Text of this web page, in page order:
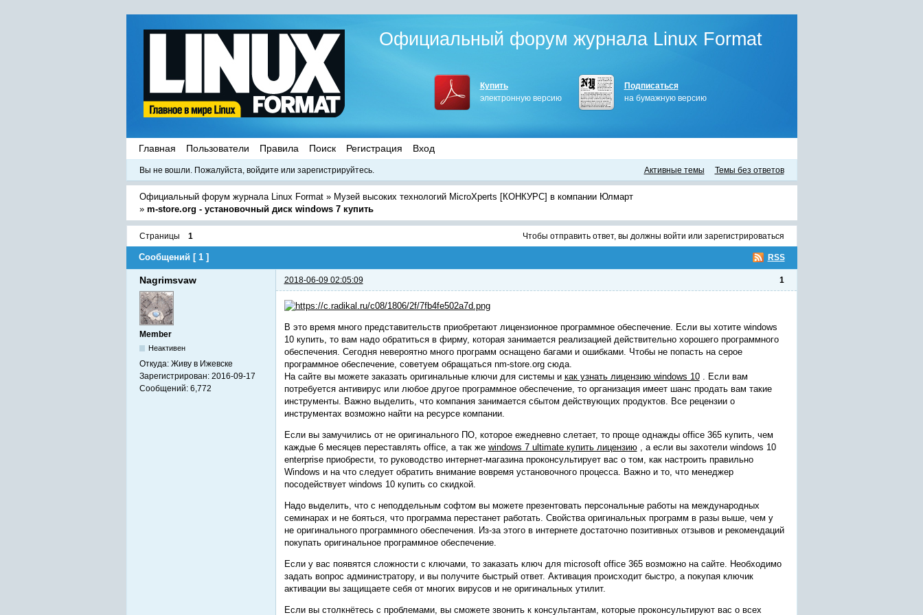
Официальный форум журнала Linux Format
Купить
электронную версию
Подписаться
на бумажную версию
Главная Пользователи Правила Поиск Регистрация Вход
Вы не вошли. Пожалуйста, войдите или зарегистрируйтесь. Активные темы Темы без ответов
Официальный форум журнала Linux Format » Музей высоких технологий MicroXperts [КОНКУРС] в компании Юлмарт
» m-store.org - установочный диск windows 7 купить
Страницы 1 Чтобы отправить ответ, вы должны войти или зарегистрироваться
RSS
Сообщений [ 1 ]
1
Nagrimsvaw 2018-06-09 02:05:09
Member
Неактивен
Откуда: Живу в Ижевске
Зарегистрирован: 2016-09-17
Сообщений: 6,772
В это время много представительств приобретают лицензионное программное обеспечение. Если вы хотите windows
10 купить, то вам надо обратиться в фирму, которая занимается реализацией действительно хорошего программного
обеспечения. Сегодня невероятно много программ оснащено багами и ошибками. Чтобы не попасть на серое
программное обеспечение, советуем обращаться nm-store.org сюда.
На сайте вы можете заказать оригинальные ключи для системы и как узнать лицензию windows 10. Если вам
потребуется антивирус или любое другое программное обеспечение, то организация имеет шанс продать вам такие
инструменты. Важно выделить, что компания занимается сбытом действующих продуктов. Все рецензии о
инструментах возможно найти на ресурсе компании.
Если вы замучились от не оригинального ПО, которое ежедневно слетает, то проще однажды office 365 купить, чем
каждые 6 месяцев переставлять office, а так же windows 7 ultimate купить лицензию, а если вы захотели windows 10
enterprise приобрести, то руководство интернет-магазина проконсультирует вас о том, как настроить правильно
Windows и на что следует обратить внимание вовремя установочного процесса. Важно и то, что менеджер
посодействует windows 10 купить со скидкой.
Надо выделить, что с неподдельным софтом вы можете презентовать персональные работы на международных
семинарах и не бояться, что программа перестанет работать. Свойства оригинальных программ в разы выше, чем у
не оригинального программного обеспечения. Из-за этого в интернете достаточно позитивных отзывов и рекомендаций
покупать оригинальное программное обеспечение.
Если у вас появятся сложности с ключами, то заказать ключ для microsoft office 365 возможно на сайте. Необходимо
задать вопрос администратору, и вы получите быстрый ответ. Активация происходит быстро, а покупая ключик
активации вы защищаете себя от многих вирусов и не оригинальных утилит.
Если вы столкнётесь с проблемами, вы сможете звонить к консультантам, которые проконсультируют вас о всех